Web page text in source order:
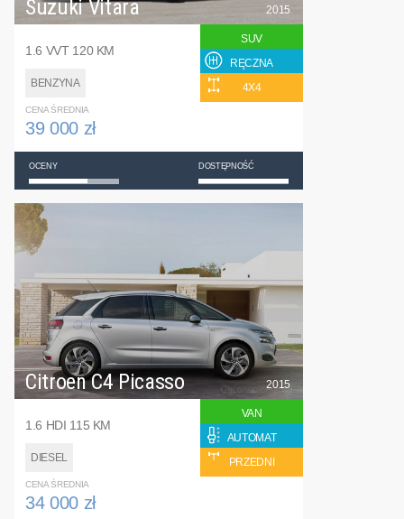
Suzuki Vitara
1.6 VVT 120 KM
BENZYNA
2015
SUV
RĘCZNA
4X4
CENA ŚREDNIA
39 000 zł
OCENY DOSTĘPNOŚĆ
Citroen C4 Picasso
1.6 HDI 115 KM
DIESEL
2015
VAN
AUTOMAT
PRZEDNI
CENA ŚREDNIA
34 000 zł